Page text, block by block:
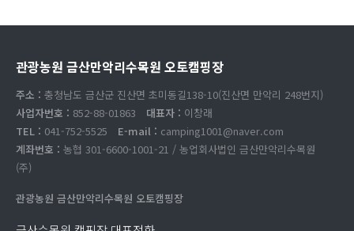
관광농원 금산만악리수목원 오토캠핑장
주소 : 충청남도 금산군 진산면 초미동길138-10(진산면 만악리 248번지)
사업자번호 : 852-88-01863 대표자 : 이창래
TEL : 041-752-5525 E-mail : camping1001@naver.com
계좌번호 : 농협 301-6600-1001-21 / 농업회사법인 금산만악리수목원
(주)
관광농원 금산만악리수목원 오토캠핑장